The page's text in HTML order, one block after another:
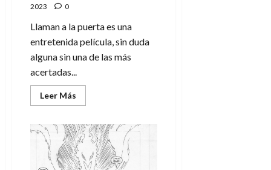
2023
0
Llaman a la puerta es una
entretenida película, sin duda
alguna sin una de las más
acertadas...
Leer Más
más
Llaman
a
la
puerta:
una